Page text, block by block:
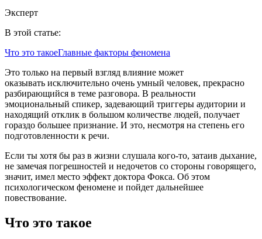
Эксперт
В этой статье:
Что это такоеГлавные факторы феномена
Это только на первый взгляд влияние может
оказывать исключительно очень умный человек, прекрасно
разбирающийся в теме разговора. В реальности
эмоциональный спикер, задевающий триггеры аудитории и
находящий отклик в большом количестве людей, получает
гораздо большее признание. И это, несмотря на степень его
подготовленности к речи.
Если ты хотя бы раз в жизни слушала кого-то, затаив дыхание,
не замечая погрешностей и недочетов со стороны говорящего,
значит, имел место эффект доктора Фокса. Об этом
психологическом феномене и пойдет дальнейшее
повествование.
Что это такое